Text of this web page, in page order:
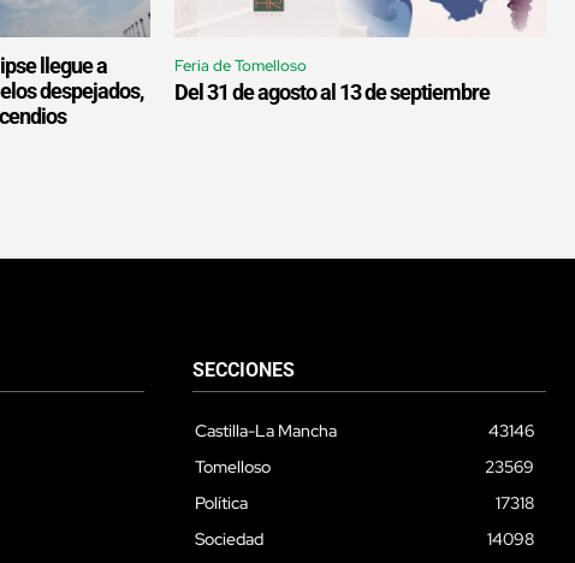
llegue a
despejados,
Feria de Tomelloso
Del 31 de agosto al 13 de septiembre
SECCIONES
Castilla-La Mancha
43146
Tomelloso
23569
Política
17318
Sociedad
14098